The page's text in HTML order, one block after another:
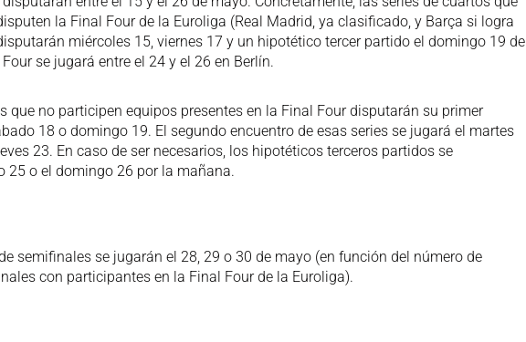
la Final Four de la Euroliga (Real Madrid, ya clasificado, y Barça si logra
miércoles 15, viernes 17 y un hipotético tercer partido el domingo 19 de
se jugará entre el 24 y el 26 en Berlín.
que no participen equipos presentes en la Final Four disputarán su primer
18 o domingo 19. El segundo encuentro de esas series se jugará el martes
23. En caso de ser necesarios, los hipotéticos terceros partidos se
25 o el domingo 26 por la mañana.
semifinales se jugarán el 28, 29 o 30 de mayo (en función del número de
con participantes en la Final Four de la Euroliga).